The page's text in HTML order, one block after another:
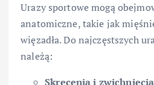
Urazy sportowe mogą
anatomiczne, takie jak
więzadła. Do najczęstszych
należą:
Skręcenia i